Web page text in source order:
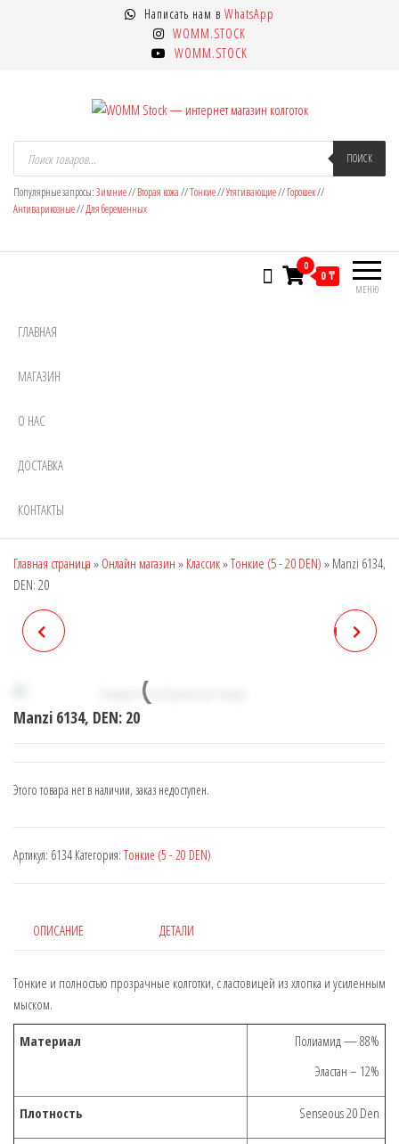
Написать нам в WhatsApp
WOMM.STOCK
WOMM.STOCK
WOMM Stock — интернет магазин
колготок
Колготки MANZI, Naja Street тонкие,
фантазийные, чулки, лосины
Поиск
товаров ПОИСК
Популярные запросы:Зимние//Вторая кожа//Тонкие//Утягивающие//Горошек//
Антиварикозные//Для беременных
МЕНЮ
0
0 ₸
ГЛАВНАЯ
МАГАЗИН
О НАС
ДОСТАВКА
КОНТАКТЫ
Главная страница » Онлайн магазин » Классик»Тонкие (5 - 20 DEN) » Manzi 6134,
DEN: 20
MANZI 6136, DEN: 60 (ДЛЯ
Manzi 6134, DEN: 20
Этого товара нет в наличии, заказ недоступен.
Артикул: 6134 Категория: Тонкие (5 - 20 DEN)
ОПИСАНИЕ ДЕТАЛИ
Тонкие и полностью прозрачные колготки, с ластовицей из хлопка и усиленным
мыском.
Материал
Полиамид — 88%
Эластан – 12%
Плотность Senseous 20 Den